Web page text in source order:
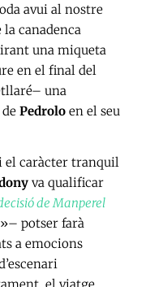
avui al nostre
la canadenca
una miqueta
en el final del
una
Pedrolo en el seu
el caràcter tranquil
va qualificar
de Manperel
potser farà
a emocions